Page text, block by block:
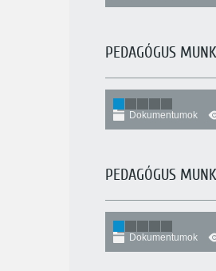
PEDAGÓGUS
Dokumentumok
PEDAGÓGUS
Dokumentumok